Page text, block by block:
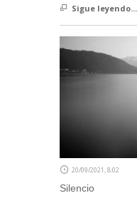
Sigue leyendo...
20/09/2021, 8:02
Silencio